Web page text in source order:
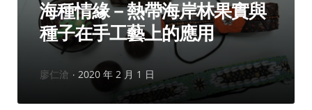
海種情緣－熱帶海岸林果實與
種子在手工藝上的應用
作
廖仁滄 2020 年 2 月 1 日